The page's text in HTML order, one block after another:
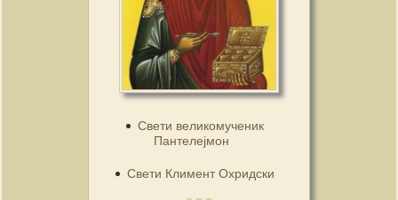
Свети великомученик
Пантелејмон
Свети Климент Охридски